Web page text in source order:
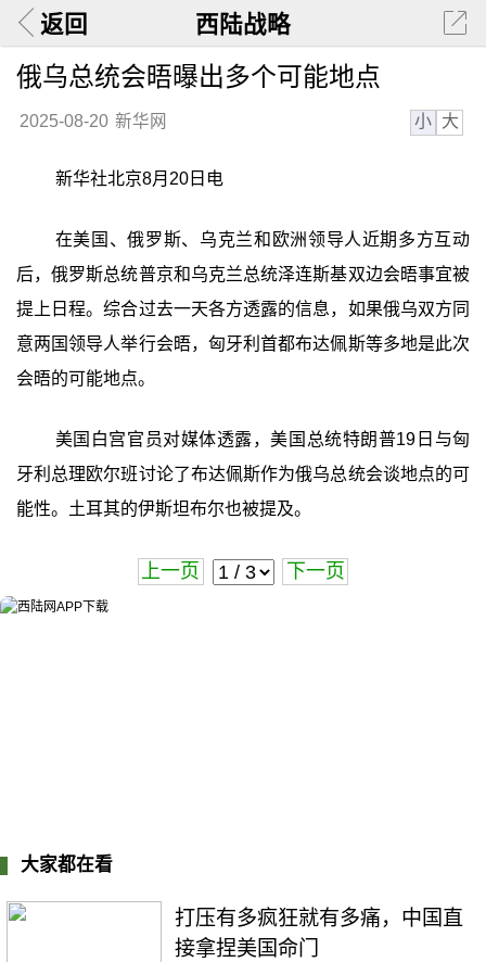
返回 西陆战略
俄乌总统会晤曝出多个可能地点
2025-08-20 新华网 小 大
新华社北京8月20日电
在美国、俄罗斯、乌克兰和欧洲领导人近期多方互动
后，俄罗斯总统普京和乌克兰总统泽连斯基双边会晤事宜被
提上日程。综合过去一天各方透露的信息，如果俄乌双方同
意两国领导人举行会晤，匈牙利首都布达佩斯等多地是此次
会晤的可能地点。
美国白宫官员对媒体透露，美国总统特朗普19日与匈
牙利总理欧尔班讨论了布达佩斯作为俄乌总统会谈地点的可
能性。土耳其的伊斯坦布尔也被提及。
上一页 下一页
大家都在看
打压有多疯狂就有多痛，中国直
接拿捏美国命门